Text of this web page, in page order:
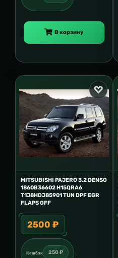
В корзину
MITSUBISHI PAJERO 3.2 DENSO
1860B36602 H15QRA6
T1J8HDJ85901 TUN DPF EGR
FLAPS OFF
2500 ₽
Кешбэк 250 ₽